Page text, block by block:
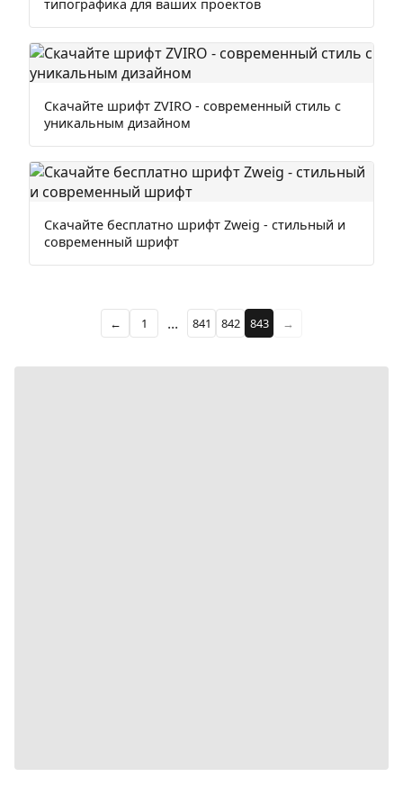
типографика для ваших проектов
Скачайте шрифт ZVIRO - современный стиль с
уникальным дизайном
Скачайте бесплатно шрифт Zweig - стильный и
современный шрифт
← 1 ... 841 842 843 →